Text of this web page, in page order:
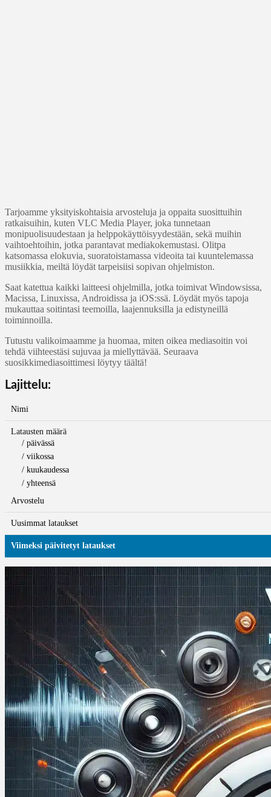
Tarjoamme yksityiskohtaisia arvosteluja ja oppaita suosittuihin
ratkaisuihin, kuten VLC Media Player, joka tunnetaan
monipuolisuudestaan ja helppokäyttöisyydestään, sekä muihin
vaihtoehtoihin, jotka parantavat mediakokemustasi. Olitpa
katsomassa elokuvia, suoratoistamassa videoita tai kuuntelemassa
musiikkia, meiltä löydät tarpeisiisi sopivan ohjelmiston.
Saat katettua kaikki laitteesi ohjelmilla, jotka toimivat Windowsissa,
Macissa, Linuxissa, Androidissa ja iOS:ssä. Löydät myös tapoja
mukauttaa soitintasi teemoilla, laajennuksilla ja edistyneillä
toiminnoilla.
Tutustu valikoimaamme ja huomaa, miten oikea mediasoitin voi
tehdä viihteestäsi sujuvaa ja miellyttävää. Seuraava
suosikkimediasoittimesi löytyy täältä!
Lajittelu:
Nimi
Latausten määrä
/ päivässä
/ viikossa
/ kuukaudessa
/ yhteensä
Arvostelu
Uusimmat lataukset
Viimeksi päivitetyt lataukset